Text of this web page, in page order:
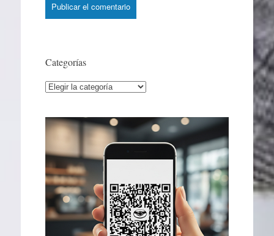
Categorías
Categorías